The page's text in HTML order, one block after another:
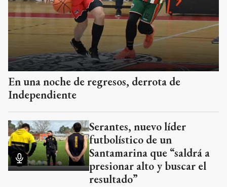
En una noche de regresos, derrota de
Independiente
Serantes, nuevo líder
futbolístico de un
Santamarina que “saldrá a
presionar alto y buscar el
resultado”